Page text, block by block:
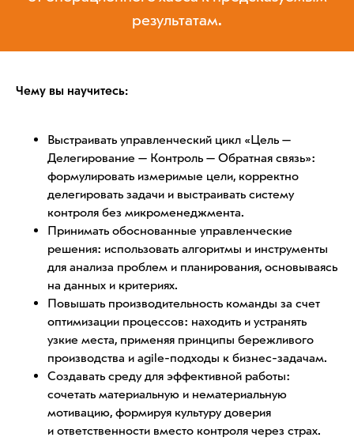
результатам.
Чему вы научитесь:
Выстраивать управленческий цикл «Цель —
Делегирование — Контроль — Обратная связь»:
формулировать измеримые цели, корректно
делегировать задачи и выстраивать систему
контроля без микроменеджмента.
Принимать обоснованные управленческие
решения: использовать алгоритмы и инструменты
для анализа проблем и планирования, основываясь
на данных и критериях.
Повышать производительность команды за счет
оптимизации процессов: находить и устранять
узкие места, применяя принципы бережливого
производства и agile-подходы к бизнес-задачам.
Создавать среду для эффективной работы:
сочетать материальную и нематериальную
мотивацию, формируя культуру доверия
и ответственности вместо контроля через страх.